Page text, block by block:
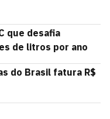
que desafia
de litros por ano
do Brasil fatura R$